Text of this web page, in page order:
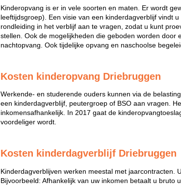
Kinderopvang is er in vele soorten en maten. Er wordt
leeftijdsgroep). Een visie van een kinderdagverblijf vindt
rondleiding in het verblijf aan te vragen, zodat u kunt
stellen. Ook de mogelijkheden die geboden worden door
nachtopvang. Ook tijdelijke opvang en naschoolse
Kosten kinderopvang Driebruggen
Werkende- en studerende ouders kunnen via de
een kinderdagverblijf, peutergroep of BSO aan vragen.
inkomensafhankelijk. In 2017 gaat de
voordeliger wordt.
Kosten kinderdagverblijf Driebruggen
Kinderdagverblijven werken meestal met jaarcontracten.
Bijvoorbeeld: Afhankelijk van uw inkomen betaalt u